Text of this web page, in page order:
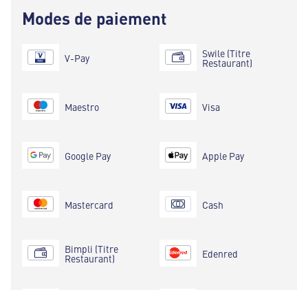
Modes de paiement
V-Pay
Maestro
Google Pay
Mastercard
Bimpli (Titre
Restaurant)
Swile (Titre
Restaurant)
Visa
Apple Pay
Cash
Edenred